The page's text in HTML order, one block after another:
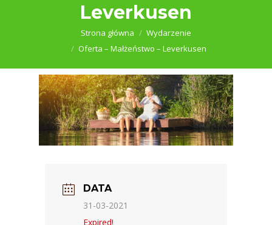
Leverkusen
Strona główna
Wydarzenie
Oferta – Małżeństwo – Leverkusen
DATA
31-03-2021
Expired!